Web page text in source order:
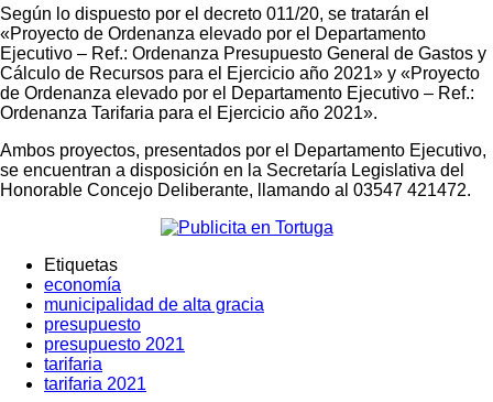
Según lo dispuesto por el decreto 011/20, se tratarán el
«Proyecto de Ordenanza elevado por el Departamento
Ejecutivo – Ref.: Ordenanza Presupuesto General de Gastos y
Cálculo de Recursos para el Ejercicio año 2021» y «Proyecto
de Ordenanza elevado por el Departamento Ejecutivo – Ref.:
Ordenanza Tarifaria para el Ejercicio año 2021».
Ambos proyectos, presentados por el Departamento Ejecutivo,
se encuentran a disposición en la Secretaría Legislativa del
Honorable Concejo Deliberante, llamando al 03547 421472.
Etiquetas
economía
municipalidad de alta gracia
presupuesto
presupuesto 2021
tarifaria
tarifaria 2021